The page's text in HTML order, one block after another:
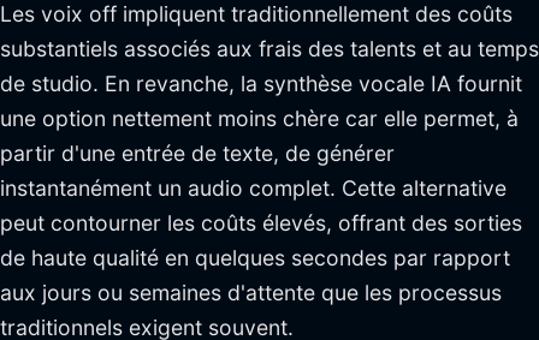
Les voix off impliquent traditionnellement des coûts
substantiels associés aux frais des talents et au temps
de studio. En revanche, la synthèse vocale IA fournit
une option nettement moins chère car elle permet, à
partir d'une entrée de texte, de générer
instantanément un audio complet. Cette alternative
peut contourner les coûts élevés, offrant des sorties
de haute qualité en quelques secondes par rapport
aux jours ou semaines d'attente que les processus
traditionnels exigent souvent.